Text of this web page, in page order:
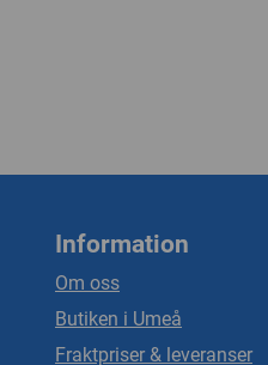
Information
Om oss
Butiken i Umeå
Fraktpriser & leveranser